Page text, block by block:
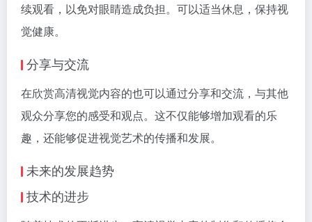
续观看，以免对眼睛造成负担。可以适当休息，保持视
觉健康。
分享与交流
在欣赏高清视觉内容的也可以通过分享和交流，与其他
观众分享您的感受和观点。这不仅能够增加观看的乐
趣，还能够促进视觉艺术的传播和发展。
未来的发展趋势
技术的进步